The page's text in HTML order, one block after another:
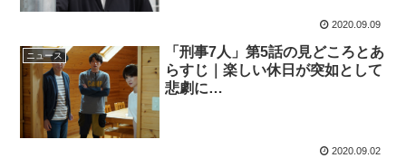
2020.09.09
ニュース
「刑事7人」第5話の見どころとあ
らすじ｜楽しい休日が突如として
悲劇に…
2020.09.02